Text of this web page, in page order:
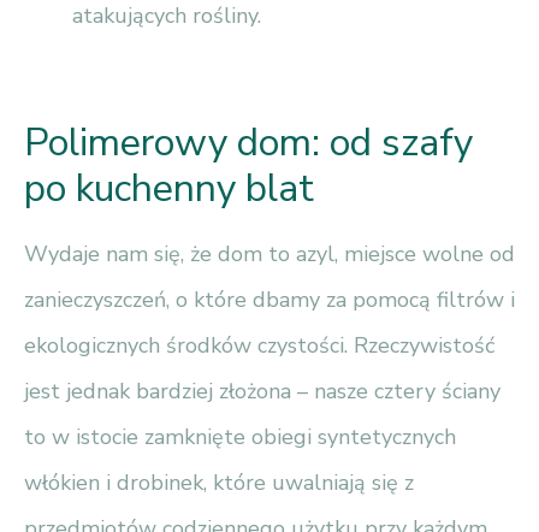
atakujących rośliny.
Polimerowy dom: od szafy
po kuchenny blat
Wydaje nam się, że dom to azyl, miejsce wolne od
zanieczyszczeń, o które dbamy za pomocą filtrów i
ekologicznych środków czystości. Rzeczywistość
jest jednak bardziej złożona – nasze cztery ściany
to w istocie zamknięte obiegi syntetycznych
włókien i drobinek, które uwalniają się z